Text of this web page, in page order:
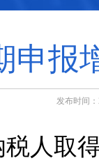
申报
发布时间
人取